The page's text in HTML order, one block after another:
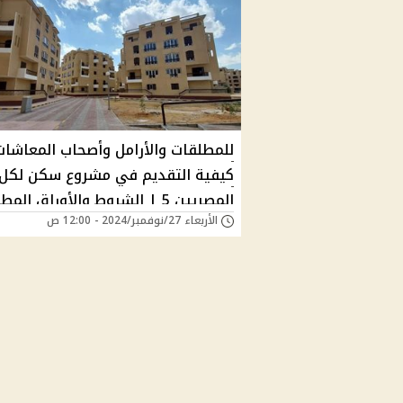
للمطلقات والأرامل وأصحاب
كيفية التقديم في مشروع سكن
المصريين 5 | الشروط والأوراق المطلوبة
الأربعاء 27/نوفمبر/2024 - 12:00 ص